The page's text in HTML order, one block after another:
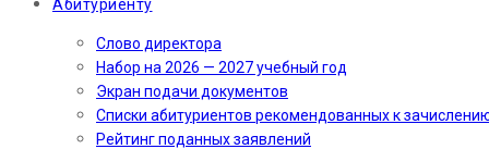
Абитуриенту
Слово директора
Набор на 2026 — 2027 учебный год
Экран подачи документов
Cписки абитуриентов рекомендованных к
Рейтинг поданных заявлений